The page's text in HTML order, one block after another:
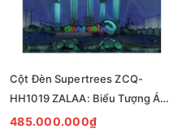
Cột Đèn Supertrees ZCQ-
HH1019 ZALAA: Biểu Tượng Ánh
Sáng Cho Đại Đô Thị
485.000.000₫